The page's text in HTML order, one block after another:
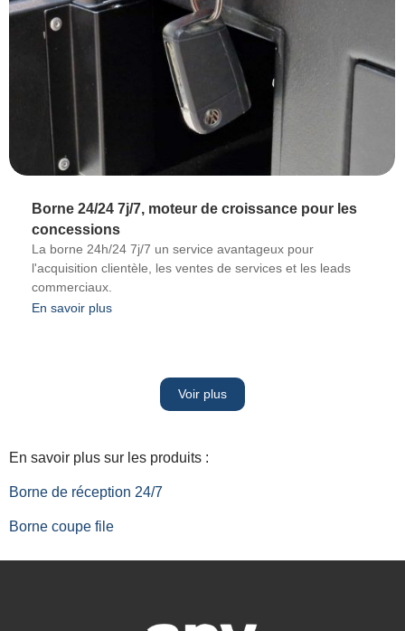
Borne 24/24 7j/7, moteur de croissance pour les
concessions
La borne 24h/24 7j/7 un service avantageux pour
l'acquisition clientèle, les ventes de services et les leads
commerciaux.
En savoir plus
Voir plus
En savoir plus sur les produits :
Borne de réception 24/7
Borne coupe file